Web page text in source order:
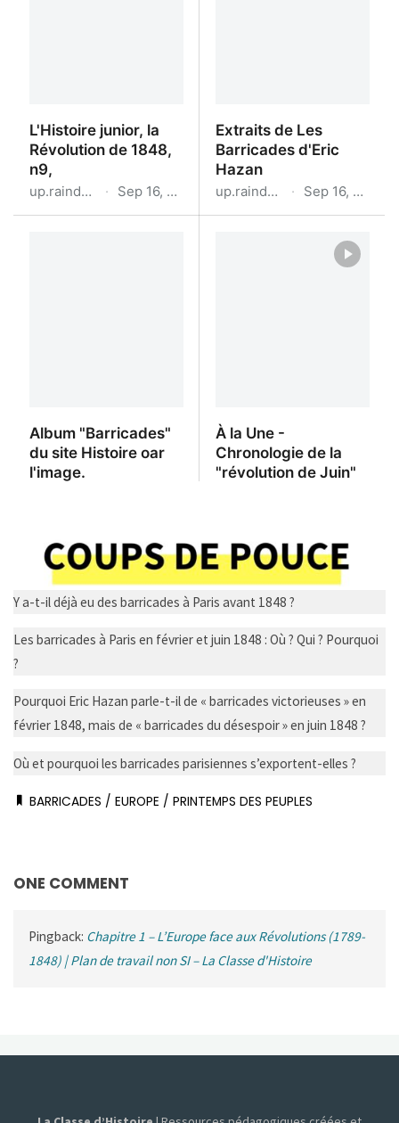
Y a-t-il déjà eu des barricades à Paris avant 1848 ?
Les barricades à Paris en février et juin 1848 : Où ? Qui ? Pourquoi
?
Pourquoi Eric Hazan parle-t-il de « barricades victorieuses » en
février 1848, mais de « barricades du désespoir » en juin 1848 ?
Où et pourquoi les barricades parisiennes s’exportent-elles ?
BARRICADES /EUROPE /PRINTEMPS DES PEUPLES
ONE COMMENT
Pingback: Chapitre 1 – L’Europe face aux Révolutions (1789-
1848) | Plan de travail non SI – La Classe d'Histoire